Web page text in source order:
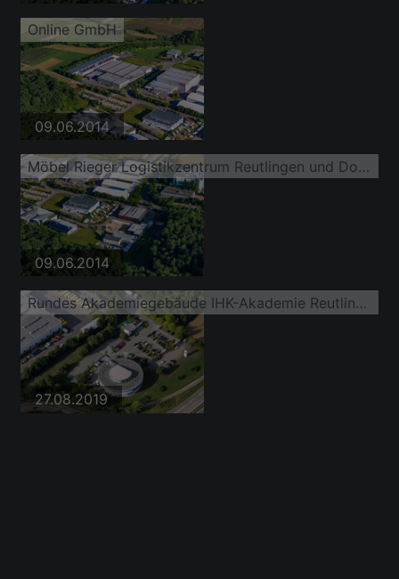
Online GmbH
09.06.2014
Möbel Rieger Logistikzentrum Reutlingen und Dosteba GmbH
09.06.2014
Rundes Akademiegebäude IHK-Akademie Reutlingen
27.08.2019